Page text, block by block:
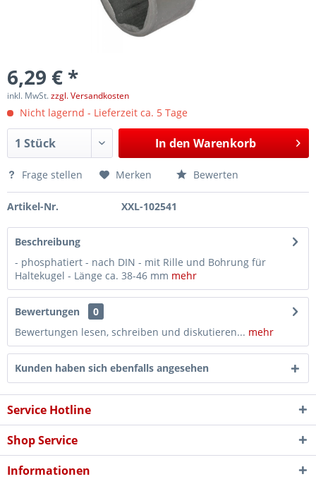
6,29 € *
inkl. MwSt.zzgl. Versandkosten
Nicht lagernd - Lieferzeit ca. 5 Tage
In den Warenkorb
Frage stellen Merken Bewerten
Artikel-Nr. XXL-102541
Beschreibung
- phosphatiert - nach DIN - mit Rille und Bohrung für
Haltekugel - Länge ca. 38-46 mm mehr
Bewertungen
0
Bewertungen lesen, schreiben und diskutieren... mehr
Kunden haben sich ebenfalls angesehen
Service Hotline
Shop Service
Informationen